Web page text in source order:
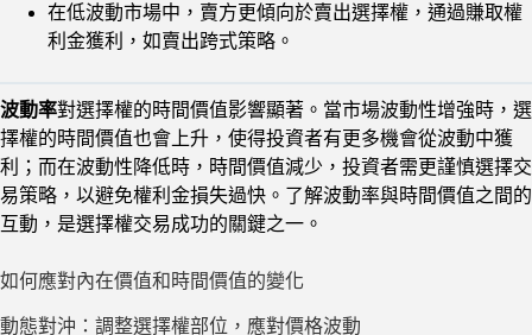
在低波動市場中，賣方更傾向於賣出選擇權，通過賺取權
利金獲利，如賣出跨式策略。
波動率對選擇權的時間價值影響顯著。當市場波動性增強時，選
擇權的時間價值也會上升，使得投資者有更多機會從波動中獲
利；而在波動性降低時，時間價值減少，投資者需更謹慎選擇交
易策略，以避免權利金損失過快。了解波動率與時間價值之間的
互動，是選擇權交易成功的關鍵之一。
如何應對內在價值和時間價值的變化
動態對沖：調整選擇權部位，應對價格波動